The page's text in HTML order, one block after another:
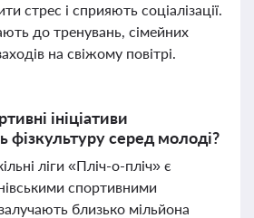
стрес і сприяють соціалізації.
до тренувань, сімейних
на свіжому повітрі.
ініціативи
фізкультуру серед молоді?
ліги «Пліч-о-пліч» є
спортивними
близько мільйона